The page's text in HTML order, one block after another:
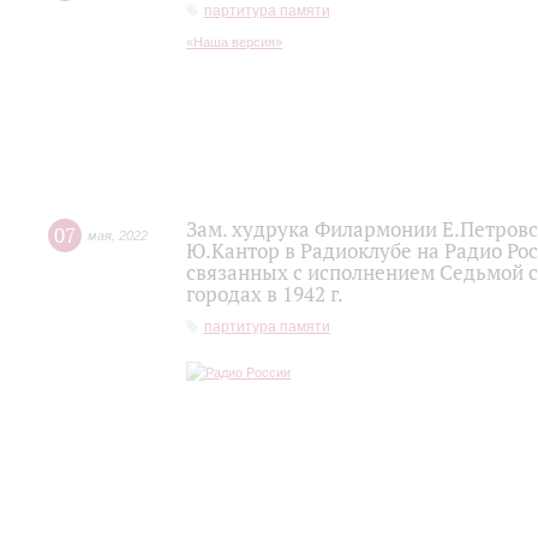
партитура памяти
«Наша версия»
07 мая 2022
Зам. худрука Филармонии
Ю.Кантор в Радиоклубе на Радио
связанных с исполнением Седьмой
городах в 1942 г.
партитура памяти